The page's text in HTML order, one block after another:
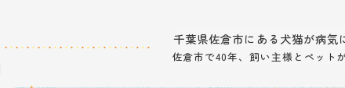
千葉県佐倉市にある犬猫が病気
佐倉市で40年、飼い主様とペット